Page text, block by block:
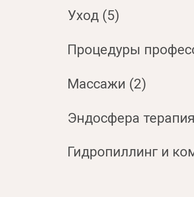
Уход (5)
Процедуры
Массажи (2)
Эндосфера
Гидропиллинг и